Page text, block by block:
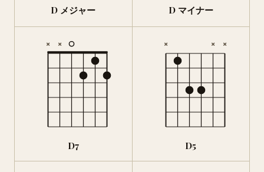
D メジャー D マイナー
× ×
D7
× × ×
D5